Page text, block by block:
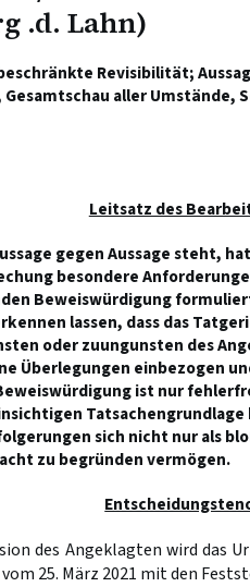
.d. Lahn)
Revisibilität;
aller Umstände,
Leitsatz des
gegen Aussage steht,
besondere
Beweiswürdigung
lassen, dass das
oder zuungunsten des
Überlegungen einbezogen
ist nur
sich nicht nur als
zu begründen vermögen.
des Angeklagten wird das
25. März 2021 mit den